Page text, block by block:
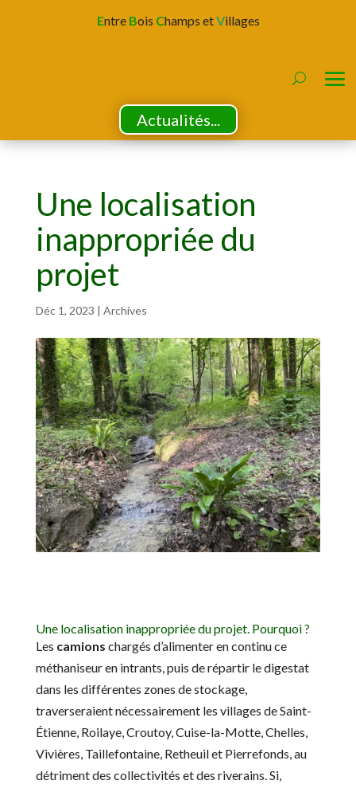
Entre Bois Champs etVillages
Actualités...
Une localisation
inappropriée du
projet
Déc 1, 2023 | Archives
Une localisation inappropriée du projet. Pourquoi ?
Les camions chargés d’alimenter en continu ce
méthaniseur en intrants, puis de répartir le digestat
dans les différentes zones de stockage,
traverseraient nécessairement les villages de Saint-
Étienne, Roilaye, Croutoy, Cuise-la-Motte, Chelles,
Vivières, Taillefontaine, Retheuil et Pierrefonds, au
détriment des collectivités et des riverains. Si,